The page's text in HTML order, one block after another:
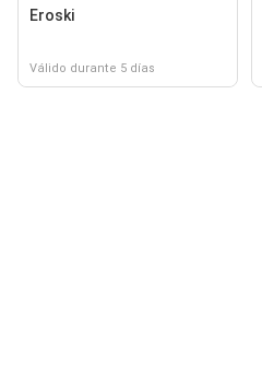
Eroski
Válido durante 5 días